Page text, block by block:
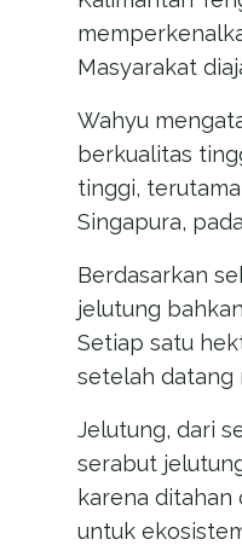
Masyarakat
Wahyu
berkualitas
tinggi,
Singapura,
Berdasarkan
jelutung
Setiap satu
setelah datang
Jelutung, dari
serabut
karena ditahan
untuk